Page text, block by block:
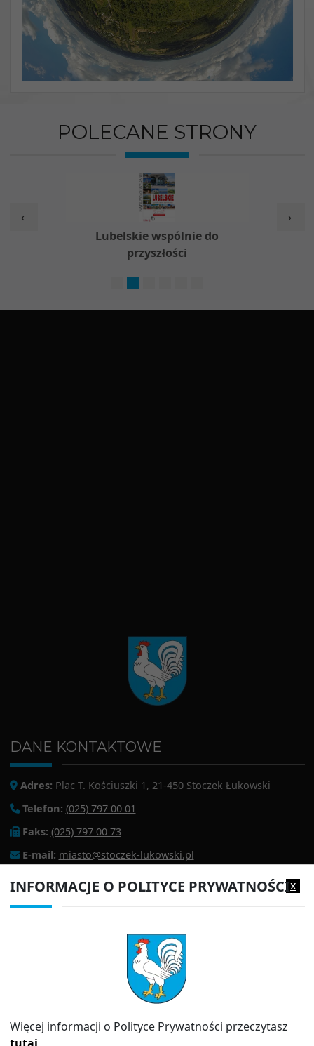
POLECANE STRONY
Lubelskie wspólnie do
przyszłości
‹ ›
DANE KONTAKTOWE
Adres: Plac T. Kościuszki 1, 21-450 Stoczek Łukowski
Telefon: (025) 797 00 01
Faks: (025) 797 00 73
E-mail: miasto@stoczek-lukowski.pl
PRZYDATNE LINKI
Polityka prywatności
Informator
x
INFORMACJE O POLITYCE PRYWATNOŚCI
Więcej informacji o Polityce Prywatności przeczytasz